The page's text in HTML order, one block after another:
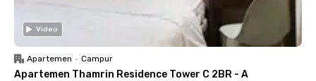
Video
Apartemen • Campur
Apartemen Thamrin Residence Tower C 2BR - A